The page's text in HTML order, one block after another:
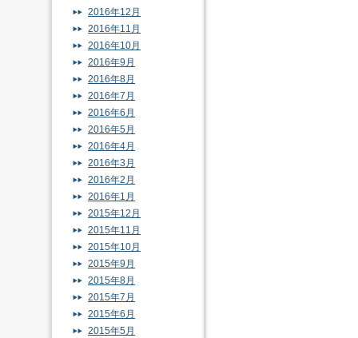
2016年12月
2016年11月
2016年10月
2016年9月
2016年8月
2016年7月
2016年6月
2016年5月
2016年4月
2016年3月
2016年2月
2016年1月
2015年12月
2015年11月
2015年10月
2015年9月
2015年8月
2015年7月
2015年6月
2015年5月